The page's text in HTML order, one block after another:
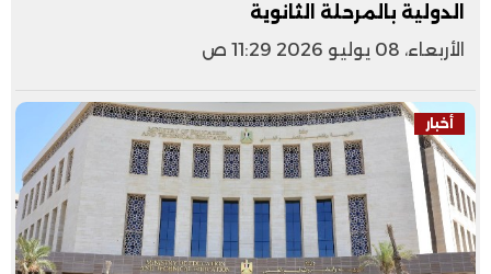
الدولية بالمرحلة الثانوية
الأربعاء، 08 يوليو 2026 11:29 ص
أخبار